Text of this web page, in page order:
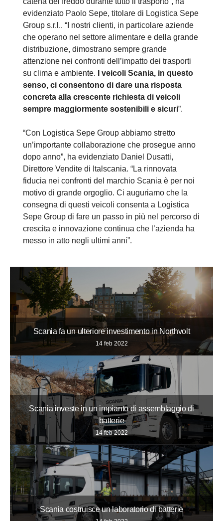
evidenziato Paolo Sepe, titolare di Logistica Sepe
Group s.r.l.. “I nostri clienti, in particolare aziende
che operano nel settore alimentare e della grande
distribuzione, dimostrano sempre grande
attenzione nei confronti dell’impatto dei trasporti
su clima e ambiente.
I veicoli Scania, in questo
senso, ci consentono di dare una risposta
concreta alla crescente richiesta di veicoli
sempre maggiormente sostenibili e sicuri”.
“Con Logistica Sepe Group abbiamo stretto
un’importante collaborazione che prosegue anno
dopo anno”, ha evidenziato Daniel Dusatti,
Direttore Vendite di Italscania. “La rinnovata
fiducia nei confronti del marchio Scania è per noi
motivo di grande orgoglio. Ci auguriamo che la
consegna di questi veicoli consenta a Logistica
Sepe Group di fare un passo in più nel percorso di
crescita e innovazione continua che l’azienda ha
messo in atto negli ultimi anni”.
Scania fa un ulteriore investimento in Northvolt
14 feb 2022
Scania investe in un impianto di assemblaggio di
batterie
14 feb 2022
Scania costruisce un laboratorio di batterie